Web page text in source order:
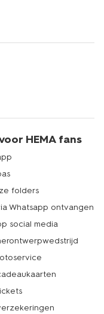
HEMA fans
folders
Whatsapp ontvangen
social media